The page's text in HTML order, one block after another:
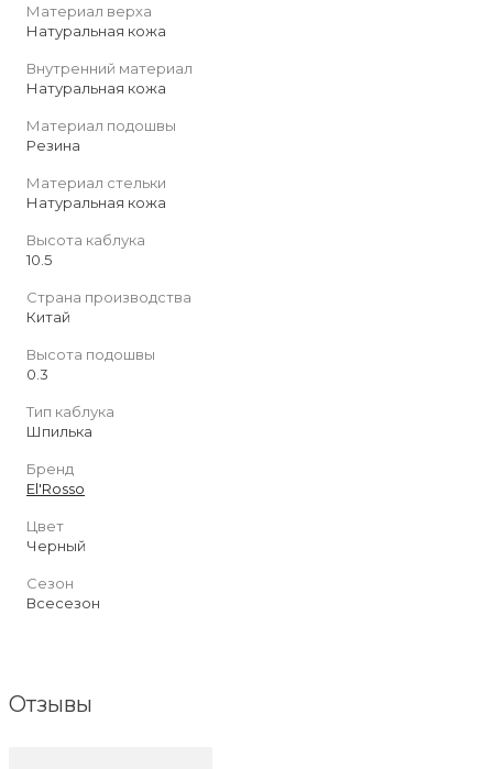
Материал верха
Натуральная кожа
Внутренний материал
Натуральная кожа
Материал подошвы
Резина
Материал стельки
Натуральная кожа
Высота каблука
10.5
Страна производства
Китай
Высота подошвы
0.3
Тип каблука
Шпилька
Бренд
El'Rosso
Цвет
Черный
Сезон
Всесезон
Отзывы